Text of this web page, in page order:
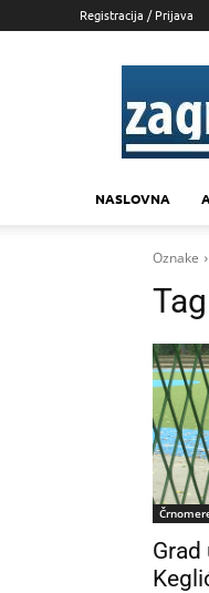
Registracija / Prijava
NASLOVNA
Oznake